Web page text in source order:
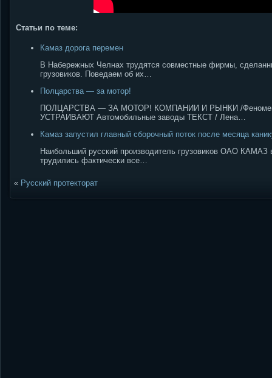
Статьи по теме:
Камаз дорога перемен
В Набережных Челнах трудятся совместные фирмы,
грузовиков. Поведаем об их…
Полцарства — за мотор!
ПОЛЦАРСТВА — ЗА МОТОР! КОМПАНИИ И РЫНКИ /
УСТРАИВАЮТ Автомобильные заводы ТЕКСТ / Лена…
Камаз запустил главный сборочный поток после месяца
Наибольший русский производитель грузовиков ОАО КАМАЗ
трудились фактически все…
« Русский протекторат